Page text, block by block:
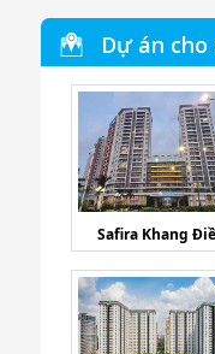
Dự án
Safira Khang